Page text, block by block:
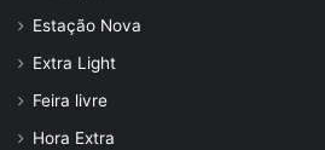
Estação Nova
Extra Light
Feira livre
Hora Extra